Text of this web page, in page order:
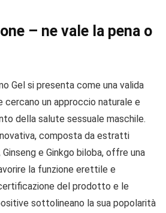
– ne vale la pena o
Gel si presenta come una valida
cercano un approccio naturale e
della salute sessuale maschile.
composta da estratti
Ginseng e Ginkgo biloba, offre una
la funzione erettile e
del prodotto e le
sottolineano la sua popolarità